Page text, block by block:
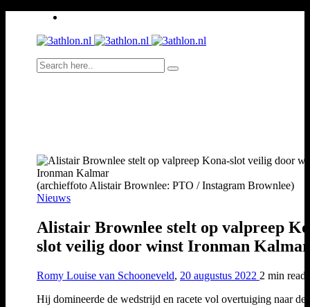
(archieffoto Alistair Brownlee: PTO / Instagram Brownlee)
Nieuws
Alistair Brownlee stelt op valpreep
slot veilig door winst Ironman Kalmar
Romy Louise van Schooneveld, 20 augustus 2022 2 min read
Hij domineerde de wedstrijd en racete vol overtuiging naar de